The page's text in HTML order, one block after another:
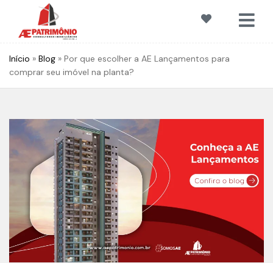
Início » Blog » Por que escolher a AE Lançamentos para
comprar seu imóvel na planta?